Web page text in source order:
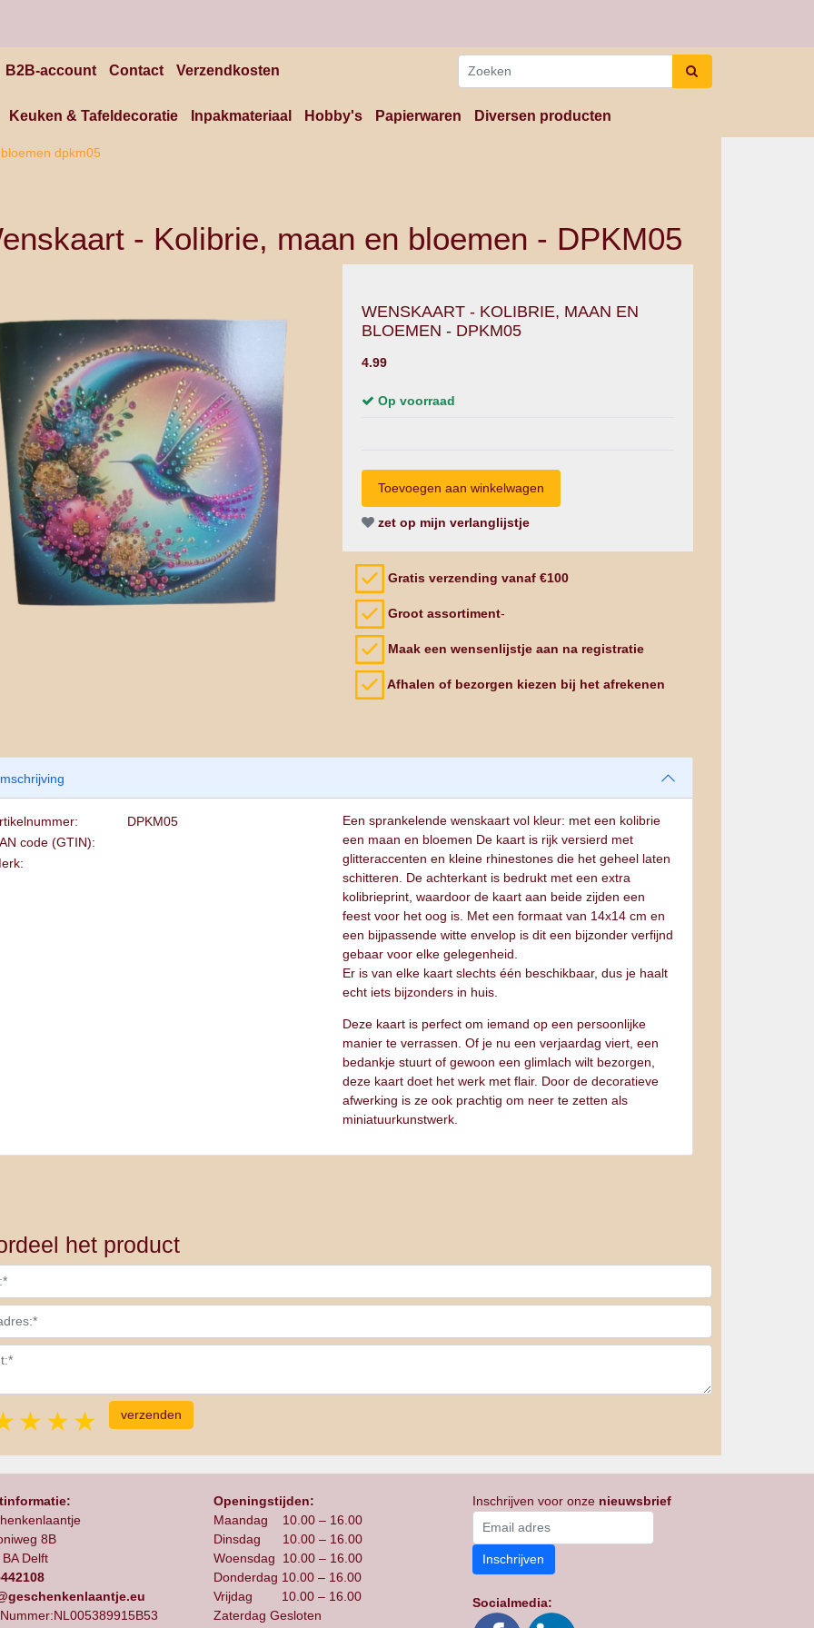
B2B-account Contact Verzendkosten
Keuken & Tafeldecoratie Inpakmateriaal Hobby's Papierwaren Diversen producten
dpkm05
- Kolibrie, maan en bloemen - DPKM05
WENSKAART - KOLIBRIE, MAAN EN
BLOEMEN - DPKM05
4.99
Op voorraad
zet op mijn verlanglijstje
Gratis verzending vanaf €100
Groot assortiment-
Maak een wensenlijstje aan na registratie
Afhalen of bezorgen kiezen bij het afrekenen
DPKM05
code (GTIN):
Een sprankelende wenskaart vol kleur: met een kolibrie
een maan en bloemen De kaart is rijk versierd met
glitteraccenten en kleine rhinestones die het geheel laten
schitteren. De achterkant is bedrukt met een extra
kolibrieprint, waardoor de kaart aan beide zijden een
feest voor het oog is. Met een formaat van 14x14 cm en
een bijpassende witte envelop is dit een bijzonder verfijnd
gebaar voor elke gelegenheid.
Er is van elke kaart slechts één beschikbaar, dus je haalt
echt iets bijzonders in huis.
Deze kaart is perfect om iemand op een persoonlijke
manier te verrassen. Of je nu een verjaardag viert, een
bedankje stuurt of gewoon een glimlach wilt bezorgen,
deze kaart doet het werk met flair. Door de decoratieve
afwerking is ze ook prachtig om neer te zetten als
miniatuurkunstwerk.
het product
5 stars
4 stars
3 stars
2 stars
star
8B
Delft
Openingstijden:
Maandag 10.00 – 16.00
Dinsdag 10.00 – 16.00
Woensdag 10.00 – 16.00
Donderdag 10.00 – 16.00
Vrijdag 10.00 – 16.00
Zaterdag Gesloten
Inschrijven voor onze nieuwsbrief
Inschrijven
Socialmedia: